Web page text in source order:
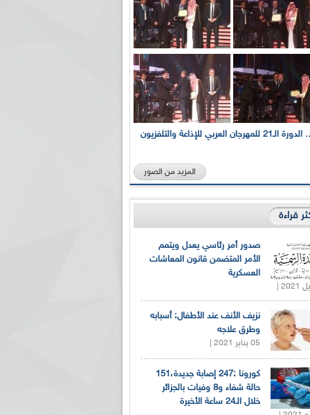
بالصور... الدورة الـ21 للمهرجان العربي للإذاعة والتلفزيون
المزيد من الصور
قراءة
صدور أمر رئاسي يعدل ويتمم
الأمر المتضمن قانون المعاشات
العسكرية
نزيف الأنف عند الأطفال: أسبابه
وطرق علاجه
05 يناير 2021 |
كورونا :247 إصابة جديدة،151
حالة شفاء و8 وفيات بالجزائر
خلال الـ24 ساعة الأخيرة